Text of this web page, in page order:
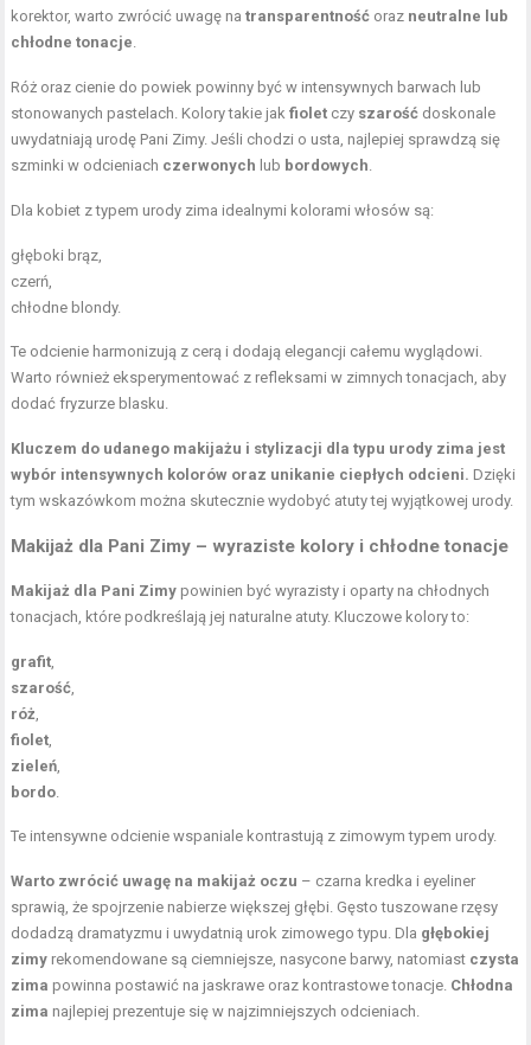
korektor, warto zwrócić uwagę natransparentność oraz neutralne lub
chłodne tonacje
Róż oraz cienie do powiek powinny być w intensywnych barwach lub
stonowanych pastelach. Kolory takie jakfiolet czy szarość doskonale
uwydatniają urodę Pani Zimy. Jeśli chodzi o usta, najlepiej sprawdzą się
szminki w odcieniach czerwonych lub bordowych
Dla kobiet z typem urody zima idealnymi kolorami włosów są:
głęboki brąz,
czerń,
chłodne blondy.
Te odcienie harmonizują z cerą i dodają elegancji całemu wyglądowi.
Warto również eksperymentować z refleksami w zimnych tonacjach, aby
dodać fryzurze blasku.
Kluczem do udanego makijażu i stylizacji dla typu urody zima jest
wybór intensywnych kolorów oraz unikanie ciepłych odcieni. Dzięki
tym wskazówkom można skutecznie wydobyć atuty tej wyjątkowej urody.
Makijaż dla Pani Zimy –wyraziste kolory i chłodne tonacje
Makijaż dla Pani Zimy powinien być wyrazisty i oparty na chłodnych
tonacjach, które podkreślają jej naturalne atuty. Kluczowe kolory to:
grafit
szarość
róż
fiolet
zieleń
bordo
Te intensywne odcienie wspaniale kontrastują z zimowym typem urody.
Warto zwrócić uwagę na makijaż oczu – czarna kredka i eyeliner
sprawią, że spojrzenie nabierze większej głębi. Gęsto tuszowane rzęsy
dodadzą dramatyzmu i uwydatnią urok zimowego typu. Dla głębokiej
zimy rekomendowane są ciemniejsze, nasycone barwy, natomiast czysta
zima powinna postawić na jaskrawe oraz kontrastowe tonacje. Chłodna
zima najlepiej prezentuje się w najzimniejszych odcieniach.